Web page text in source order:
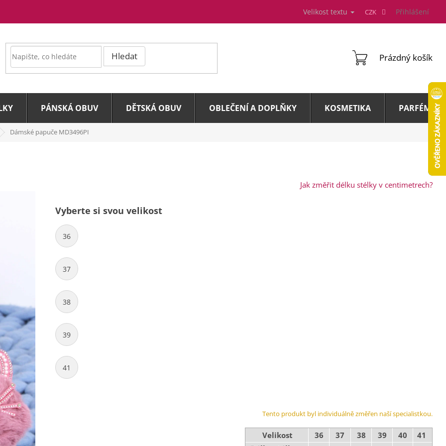
Velikost textu CZK Přihlášení
Hledat
NÁKUPNÍ
Prázdný košík
PÁNSKÁ OBUV DĚTSKÁ OBUV OBLEČENÍ A DOPLŇKY KOSMETIKA PARFÉMY A
Dámské papuče MD3496PI
Jak změřit délku stélky v centimetrech?
Vyberte si svou velikost
36
37
38
39
41
Tento produkt byl individuálně změřen naší specialistkou.
Velikost 36 37 38 39 40
41